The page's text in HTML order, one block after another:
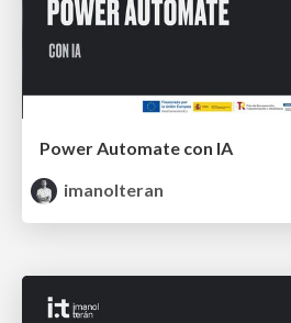
Power Automate con IA
imanolteran